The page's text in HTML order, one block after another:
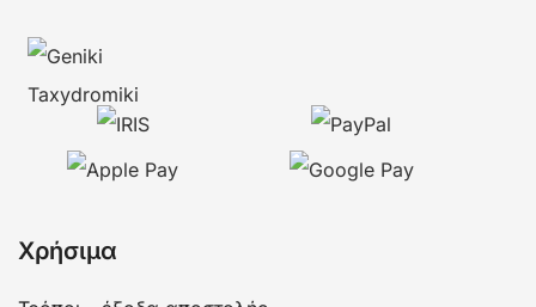
Χρήσιμα